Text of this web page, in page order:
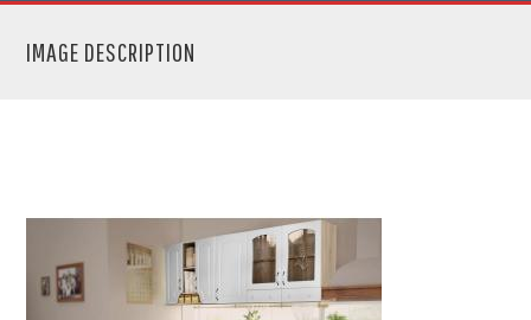
IMAGE DESCRIPTION